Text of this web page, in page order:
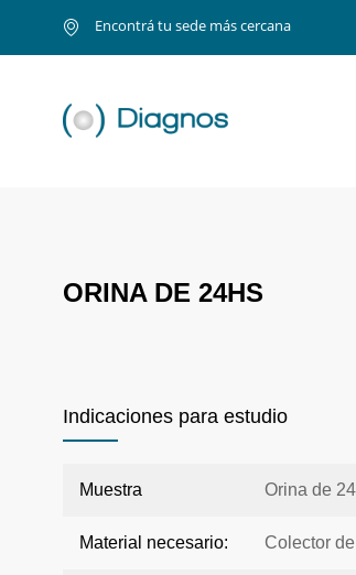
Encontrá tu sede más cercana
ORINA DE 24HS
Indicaciones para estudio
Muestra Orina de
Material necesario: Colector